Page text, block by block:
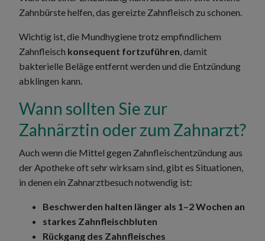
Zahnbürste helfen, das gereizte Zahnfleisch zu schonen.
Wichtig ist, die Mundhygiene trotz empfindlichem
Zahnfleisch konsequent fortzuführen, damit
bakterielle Beläge entfernt werden und die Entzündung
abklingen kann.
Wann sollten Sie zur
Zahnärztin oder zum Zahnarzt?
Auch wenn die Mittel gegen Zahnfleischentzündung aus
der Apotheke oft sehr wirksam sind, gibt es Situationen,
in denen ein Zahnarztbesuch notwendig ist:
Beschwerden halten länger als 1–2 Wochen an
starkes Zahnfleischbluten
Rückgang des Zahnfleisches